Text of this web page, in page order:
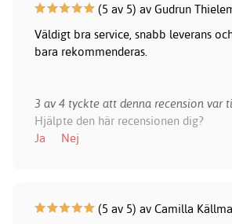
(5 av 5) av Gudrun
Väldigt bra service, snabb leverans
bara rekommenderas.
3 av 4 tyckte att denna recension var
Hjälpte den här recensionen dig?
Ja
Nej
(5 av 5) av Camilla